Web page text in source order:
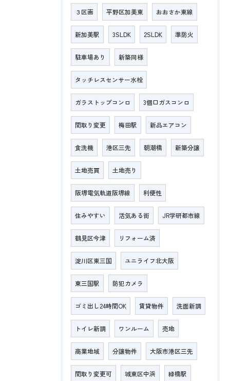
３区画 平野区加美東 おおさか東線
新加美駅 3SLDK 2SLDK 準防火
駐車場あり 新築同様
タッチレスセンサー水栓
ガラストップコンロ 3個口ガスコンロ
間取り変更 梅田駅 新品エアコン
食洗機 港区三先 朝潮橋 新築分譲
土地売買 土地売り
阪堺電気軌道阪堺線 利便性
住みやすい 活気ある街 JR学研都市線
鶴見区今津 リフォーム済
淀川区東三国 ユニライフ北大阪
東三国駅 防犯カメラ
ゴミ出し24時間OK 賃貸物件 洗面新調
トイレ新調 ワンルーム 売地
商業地域 分譲物件 大阪市港区三先
間取り変更可 城東区中浜 緑橋駅